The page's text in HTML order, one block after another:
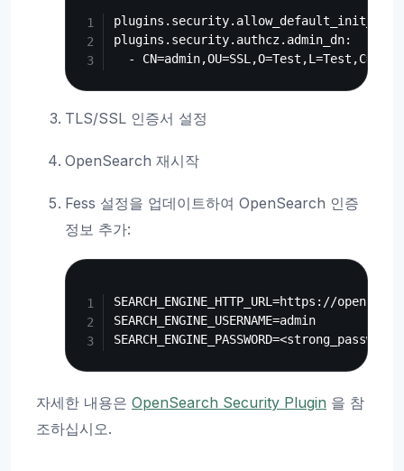
plugins.security.authcz.admin_dn:
TLS/SSL 인증서 설정
OpenSearch 재시작
Fess 설정을 업데이트하여 OpenSearch 인증
정보 추가:
SEARCH_ENGINE_HTTP_URL=https://
SEARCH_ENGINE_USERNAME=admin
자세한 내용은 OpenSearch Security Plugin 을 참
조하십시오.